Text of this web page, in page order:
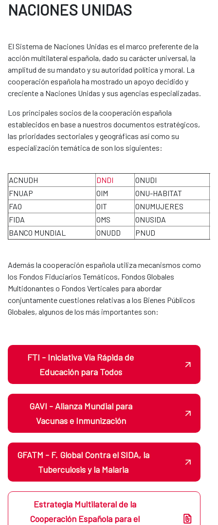
NACIONES UNIDAS
El Sistema de Naciones Unidas es el marco preferente de la
acción multilateral española, dado su carácter universal, la
amplitud de su mandato y su autoridad política y moral. La
cooperación española ha mostrado un apoyo decidido y
creciente a Naciones Unidas y sus agencias especializadas.
Los principales socios de la cooperación española
establecidos en base a nuestros documentos estratégicos,
las prioridades sectoriales y geográficas así como su
especialización temática de son los siguientes:
ACNUDH DNDI ONUDI
FNUAP
OIM ONU-HABITAT
FAO
OIT ONUMUJERES
FIDA
OMS ONUSIDA
BANCO MUNDIAL
ONUDD PNUD
Además la cooperación española utiliza mecanismos como
los Fondos Fiduciarios Temáticos, Fondos Globales
Multidonantes o Fondos Verticales para abordar
conjuntamente cuestiones relativas a los Bienes Públicos
Globales, algunos de los más importantes son:
FTI - Iniciativa Vía Rápida de
Educación para Todos
GAVI - Alianza Mundial para
Vacunas e Inmunización
GFATM - F. Global Contra el SIDA, la
Tuberculosis y la Malaria
Estrategia Multilateral de la
Cooperación Española para el